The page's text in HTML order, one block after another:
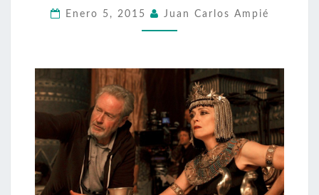
Enero 5, 2015 Juan Carlos Ampié